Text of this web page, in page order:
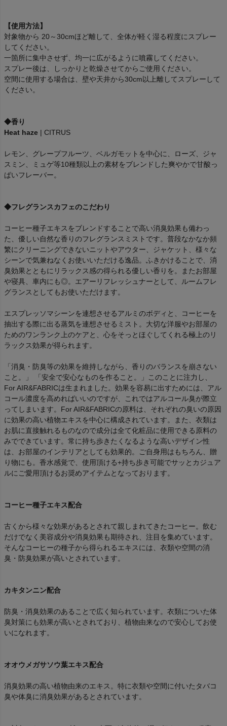
【使用方法】
対象物から 20～30cmほど離して、全体が軽く湿る程度にスプレー
してください。
一箇所に集中させず、均一に広がるように噴霧してください。
スプレー後は、しっかりと乾燥させてからご使用ください。
空間に使用する場合は、壁や天井から30cm以上離してスプレーして
ください。
◆香り
Heat haze | CITRUS
レモン、グレープフルーツ、ベルガモットを中心に、ローズ、ジャ
スミン、ミュゲ等10種類以上の素材をブレンドした爽やかで甘酸っ
ぱいフレーバー。
◆フレグランスカフェのこだわり
コーヒー種子エキスをブレンドすることで高い消臭効果も備わっ
た、優しい自然な香りのフレグランスミストです。普段なかなか頻
繁にクリーニングできないニットやアウター、ジャケット、様々な
シーンで気兼ねなくお使いいただける逸品。ふきかけることで、消
臭効果とともにリラックス感の得られる優しい香りを。またお部屋
や寝具、車内にも◎。エアーリフレッシュナーとして、ルームフレ
グランスとしてもお使いただけます。
エスプレッソマシーンを連想させるアルミのボディと、コーヒーを
抽出する際に出る蒸気を連想させるミスト。大切な洋服やお部屋の
ためのワンランク上のケアと、心をそっとほぐしてくれる極上のリ
ラックス効果が得られます。
「消臭・防臭等の効果を維持しながら、香りのバランスを崩さない
こと。」 「安全で安心なものを作ること。」このことに注力し、
For AIR&FABRICは生まれました。効果を容易に出すためには、アル
コール濃度を高めればいいのですが、これではアルコール臭が際立
ってしまいます。For AIR&FABRICの原料は、それぞれの臭いの原因
に効果の高い植物エキスを中心に構成されています。また、衣類は
お肌に直接触れるものなので成分は全て化粧品に使用できる原料の
みでできています。常に持ち歩きたくなるような高いデザイン性
は、お部屋のインテリアとしても効果的。ご自身用はもちろん、贈
り物にも。香水感覚で、使用頂ける+持ち歩き可能でサッとカジュア
ルにご愛用頂けるお奨めアイテムとなっております。
コーヒー種子エキス配合
古くから様々な効果があるとされて親しまれてきたコーヒー。飲む
だけでなく美容成分や消臭効果も期待され、注目を集めています。
そんなコーヒーの種子から得られるエキスには、衣類や空間の消
臭・防臭効果が高いとされています。
カキタンニン配合
防臭・消臭効果のあることで広く知られています。衣類についた体
臭対策にも効果が高いとされており、植物由来なので安心してお使
いになれます。
オオウメガサソウ葉エキス配合
消臭効果の高い植物由来のエキス。特に衣類や空間に付いたタバコ
臭や体臭に消臭効果があるとされています。